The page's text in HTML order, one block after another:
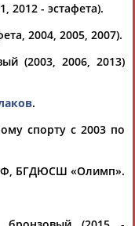
АБДРАХМАНОВ
2012 - эстафета).
2004, 2005, 2007).
(2003, 2006, 2013)
.
спорту с 2003 по
БГДЮСШ «Олимп».